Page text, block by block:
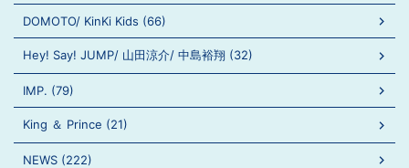
DOMOTO/ KinKi Kids (66)
Hey! Say! JUMP/ 山田涼介/ 中島裕翔 (32)
IMP. (79)
King ＆ Prince (21)
NEWS (222)